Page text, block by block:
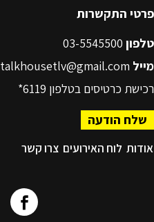
פרטי התקשרות
טלפון
מייל talkhousetlv@gmail.com
רכישת כרטיסים בטלפון 6119*
שלח הודעה
אודות לוח האירועים צרו קשר